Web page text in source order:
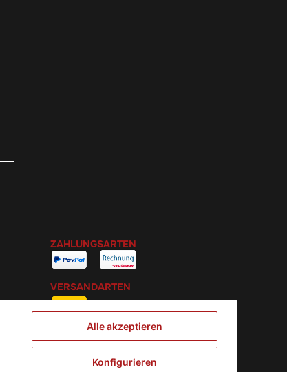
ZAHLUNGSARTEN
VERSANDARTEN
Alle akzeptieren
Konfigurieren